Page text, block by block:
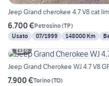
Jeep Grand
6.700 €Petrosino(TP)
Usato
07/1999 148000 Km
6
Jeep Grand Cherokee WJ 4.7 V8
7.900 €Torino(TO)